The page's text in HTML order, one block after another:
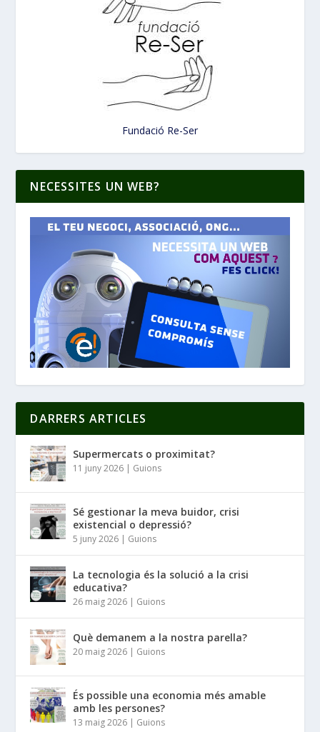
Fundació Re-Ser
NECESSITES UN WEB?
DARRERS ARTICLES
Supermercats o proximitat?
11 juny 2026 | Guions
Sé gestionar la meva buidor, crisi
existencial o depressió?
5 juny 2026 | Guions
La tecnologia és la solució a la crisi
educativa?
26 maig 2026 | Guions
Què demanem a la nostra parella?
20 maig 2026 | Guions
És possible una economia més amable
amb les persones?
13 maig 2026 | Guions